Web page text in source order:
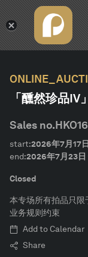
AUCTION
「醺然珍品IV
Sales no.
start:2026年7月17日
end:2026年7月23日
Closed
本专场所有拍品只
业务规则约束
Add to Calendar
Share
FILTER
lot-type
Category
装瓶年份